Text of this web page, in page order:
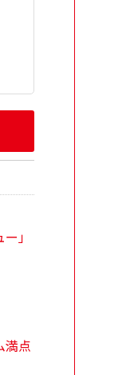
」
満点